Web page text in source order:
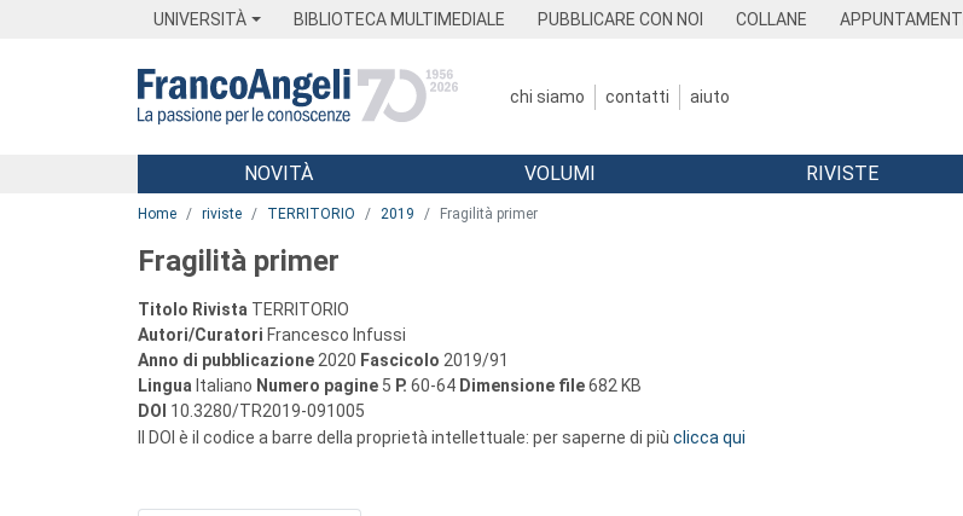
UNIVERSITÀ BIBLIOTECA MULTIMEDIALE PUBBLICARE CON NOI COLLANE APPUNTAMENTI
chi siamo contatti aiuto
Menu
NOVITÀ VOLUMI RIVISTE
Home riviste TERRITORIO 2019 Fragilità primer
Fragilità primer
Titolo Rivista TERRITORIO
Autori/Curatori Francesco Infussi
Anno di pubblicazione 2020 Fascicolo 2019/91
Lingua Italiano Numero pagine 5 P. 60-64 Dimensione file682 KB
DOI 10.3280/TR2019-091005
Il DOI è il codice a barre della proprietà intellettuale: per saperne di più clicca qui